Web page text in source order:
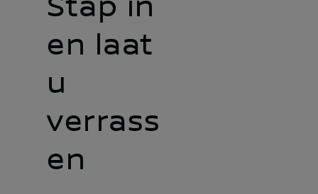
Stap in
en laat
u
verrass
en